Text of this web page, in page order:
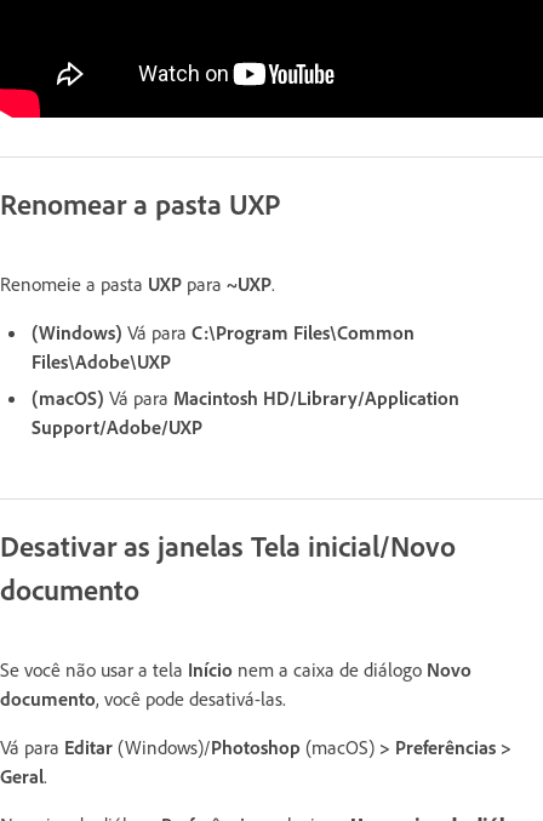
Renomear a pasta UXP
Renomeie a pasta UXP para ~UXP.
(Windows) Vá para C:\Program Files\Common
Files\Adobe\UXP
(macOS) Vá para Macintosh HD/Library/Application
Support/Adobe/UXP
Desativar as janelas Tela inicial/Novo
documento
Se você não usar a tela Início nem a caixa de diálogo Novo
documento, você pode desativá-las.
Vá para Editar (Windows)/Photoshop (macOS) > Preferências >
Geral.